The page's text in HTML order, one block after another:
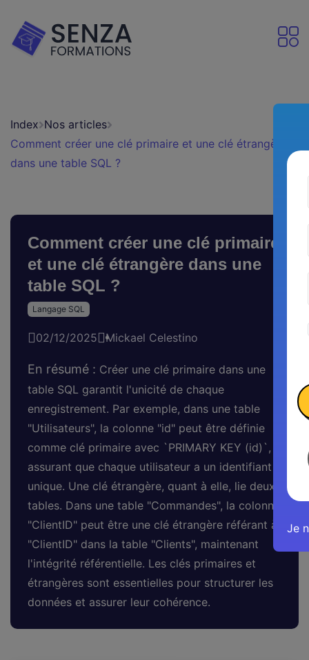
Index Nos articles
Comment créer une clé primaire et une clé étrangère
dans une table SQL ?
Comment créer une clé primaire
et une clé étrangère dans une
table SQL ?
Langage SQL
02/12/2025 Mickael Celestino
En résumé : Créer une clé primaire dans une
table SQL garantit l'unicité de chaque
enregistrement. Par exemple, dans une table
"Utilisateurs", la colonne "id" peut être définie
comme clé primaire avec `PRIMARY KEY (id)`,
assurant que chaque utilisateur a un identifiant
unique. Une clé étrangère, quant à elle, lie deux
tables. Dans une table "Commandes", la colonne
"ClientID" peut être une clé étrangère référant à
"ClientID" dans la table "Clients", maintenant
l'intégrité référentielle. Les clés primaires et
étrangères sont essentielles pour structurer les
données et assurer leur cohérence.
Je